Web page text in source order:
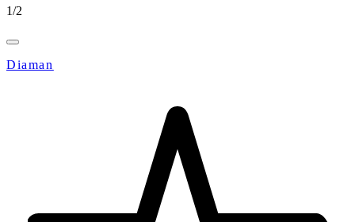
1/2
Diaman